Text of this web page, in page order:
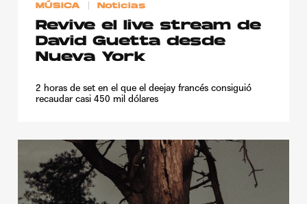
MÚSICA Noticias
Revive el live stream de
David Guetta desde
Nueva York
2 horas de set en el que el deejay francés consiguió
recaudar casi 450 mil dólares